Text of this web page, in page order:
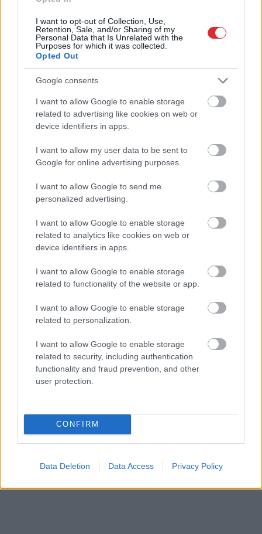
I want to opt-out of Collection, Use,
Retention, Sale, and/or Sharing of my
Personal Data that Is Unrelated with the
Purposes for which it was collected.
Opted Out
Google consents
I want to allow Google to enable storage
related to advertising like cookies on web or
device identifiers in apps.
I want to allow my user data to be sent to
Google for online advertising purposes.
I want to allow Google to send me
personalized advertising.
I want to allow Google to enable storage
related to analytics like cookies on web or
device identifiers in apps.
I want to allow Google to enable storage
related to functionality of the website or app.
I want to allow Google to enable storage
related to personalization.
I want to allow Google to enable storage
related to security, including authentication
functionality and fraud prevention, and other
user protection.
CONFIRM
Data Deletion Data Access Privacy Policy
TESTS.Tikai cilvēki ar
laucinieka DNS spēs iegūt
80% šajā lauku gudrību
testā
“Tik daudz melu…”
atklāj, ko ekspertīzē
konstatēja nošauto
suņu kuņģos
pamattrase? Dubkēvičs
iezīmē iespējamo
scenāriju
Atcelt Ziņot